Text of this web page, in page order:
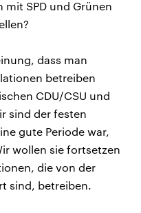
mit SPD und Grünen
dass man
betreiben
CDU/CSU und
sind der festen
gute Periode war,
wollen sie fortsetzen
die von der
sind, betreiben.